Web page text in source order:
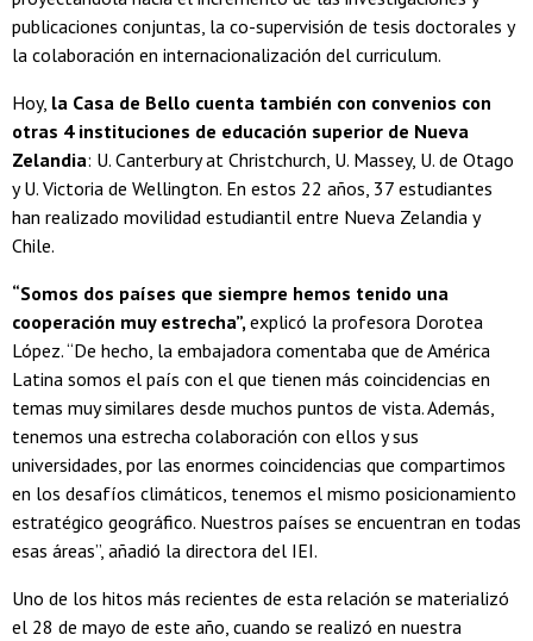
publicaciones conjuntas, la co-supervisión de tesis doctorales y
la colaboración en internacionalización del curriculum.
Hoy, la Casa de Bello cuenta también con convenios con
otras 4 instituciones de educación superior de Nueva
Zelandia: U. Canterbury at Christchurch, U. Massey, U. de Otago
y U. Victoria de Wellington. En estos 22 años, 37 estudiantes
han realizado movilidad estudiantil entre Nueva Zelandia y
Chile.
“Somos dos países que siempre hemos tenido una
cooperación muy estrecha”,explicó la profesora Dorotea
López. “De hecho, la embajadora comentaba que de América
Latina somos el país con el que tienen más coincidencias en
temas muy similares desde muchos puntos de vista. Además,
tenemos una estrecha colaboración con ellos y sus
universidades, por las enormes coincidencias que compartimos
en los desafíos climáticos, tenemos el mismo posicionamiento
estratégico geográfico. Nuestros países se encuentran en todas
esas áreas”, añadió la directora del IEI.
Uno de los hitos más recientes de esta relación se materializó
el 28 de mayo de este año, cuando se realizó en nuestra